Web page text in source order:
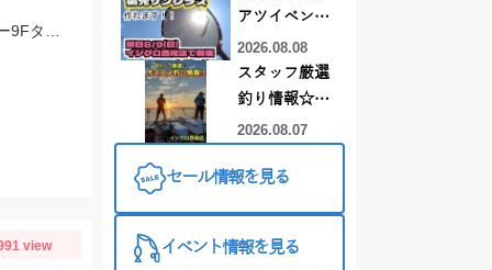
view
アツイベント
日！！！～オ
ーダー偏光グ
ラス受注会～
2026.08.08
スタッフ厳選
釣り情報☆彡
連休は何釣り
♪【イシグロ
2026.08.07
セール情報を見る
イベント情報を見る